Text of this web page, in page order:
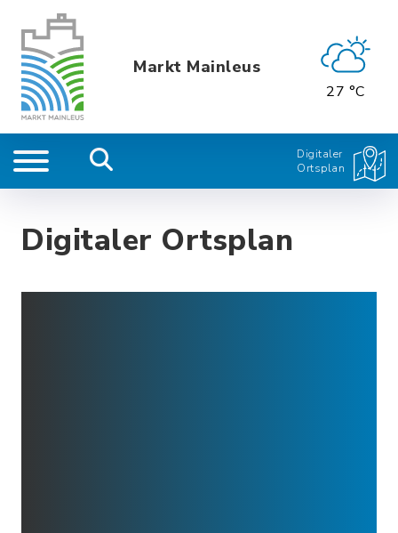
Markt Mainleus
27 °C
Digitaler
Ortsplan
Digitaler Ortsplan